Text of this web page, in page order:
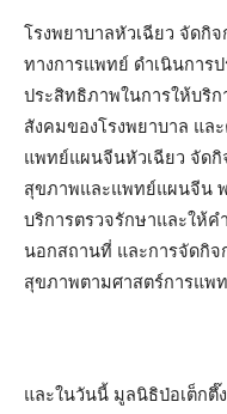
โรงพยาบาลหัวเฉียว จัดกิ
ทางการแพทย์ ดำเนินการ
ประสิทธิภาพในการให้บริ
สังคมของโรงพยาบาล แล
แพทย์แผนจีนหัวเฉียว จัดกิ
สุขภาพและแพทย์แผนจีน
บริการตรวจรักษาและให้
นอกสถานที่ และการจัดกิจ
สุขภาพตามศาสตร์การแพ
และในวันนี้ มูลนิธิป่อเต็กตึ๊